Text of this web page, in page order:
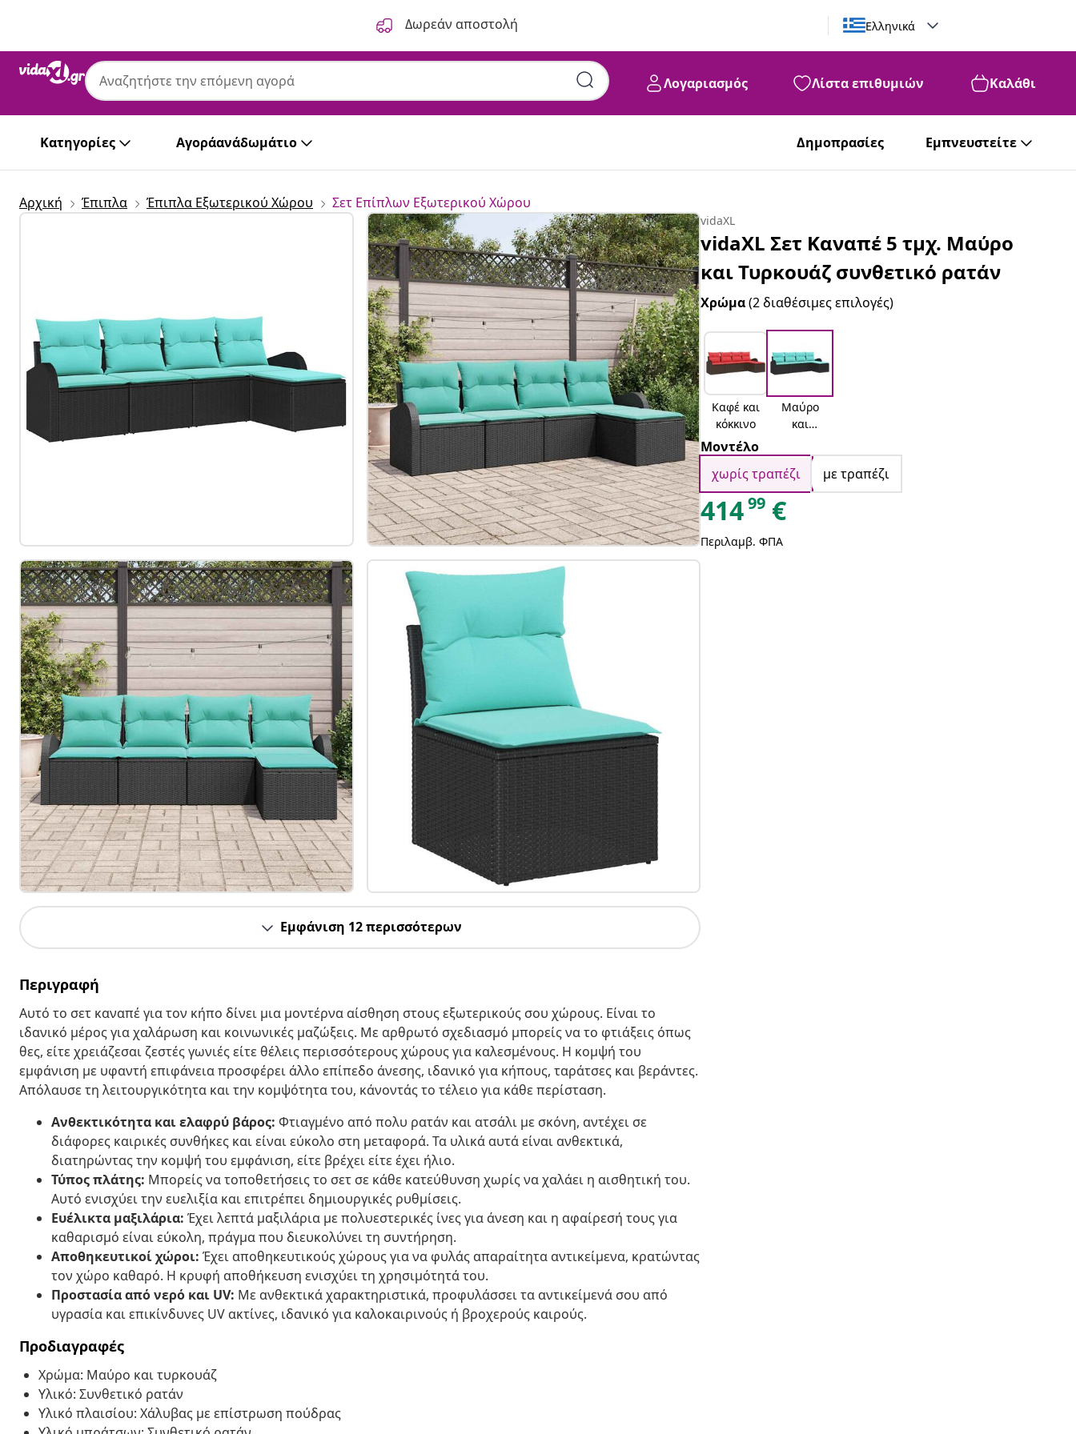
Δωρεάν αποστολή Ελληνικά
Λογαριασμός Λίστα επιθυμιών Καλάθι
Κατηγορίες Αγοράανάδωμάτιο Δημοπρασίες Εμπνευστείτε
Αρχική Έπιπλα Έπιπλα Εξωτερικού Χώρου Σετ Επίπλων Εξωτερικού Χώρου
Εμφάνιση 12 περισσότερων
Περιγραφή
Αυτό το σετ καναπέ για τον κήπο δίνει μια μοντέρνα αίσθηση στους εξωτερικούς σου χώρους. Είναι το
ιδανικό μέρος για χαλάρωση και κοινωνικές μαζώξεις. Με αρθρωτό σχεδιασμό μπορείς να το φτιάξεις όπως
θες, είτε χρειάζεσαι ζεστές γωνιές είτε θέλεις περισσότερους χώρους για καλεσμένους. Η κομψή του
εμφάνιση με υφαντή επιφάνεια προσφέρει άλλο επίπεδο άνεσης, ιδανικό για κήπους, ταράτσες και βεράντες.
Απόλαυσε τη λειτουργικότητα και την κομψότητα του, κάνοντάς το τέλειο για κάθε περίσταση.
Ανθεκτικότητα και ελαφρύ βάρος: Φτιαγμένο από πολυ ρατάν και ατσάλι με σκόνη, αντέχει σε
διάφορες καιρικές συνθήκες και είναι εύκολο στη μεταφορά. Τα υλικά αυτά είναι ανθεκτικά,
διατηρώντας την κομψή του εμφάνιση, είτε βρέχει είτε έχει ήλιο.
Τύπος πλάτης: Μπορείς να τοποθετήσεις το σετ σε κάθε κατεύθυνση χωρίς να χαλάει η αισθητική του.
Αυτό ενισχύει την ευελιξία και επιτρέπει δημιουργικές ρυθμίσεις.
Ευέλικτα μαξιλάρια: Έχει λεπτά μαξιλάρια με πολυεστερικές ίνες για άνεση και η αφαίρεσή τους για
καθαρισμό είναι εύκολη, πράγμα που διευκολύνει τη συντήρηση.
Αποθηκευτικοί χώροι: Έχει αποθηκευτικούς χώρους για να φυλάς απαραίτητα αντικείμενα, κρατώντας
τον χώρο καθαρό. Η κρυφή αποθήκευση ενισχύει τη χρησιμότητά του.
Προστασία από νερό και UV: Με ανθεκτικά χαρακτηριστικά, προφυλάσσει τα αντικείμενά σου από
υγρασία και επικίνδυνες UV ακτίνες, ιδανικό για καλοκαιρινούς ή βροχερούς καιρούς.
Προδιαγραφές
Χρώμα: Μαύρο και τυρκουάζ
Υλικό: Συνθετικό ρατάν
Υλικό πλαισίου: Χάλυβας με επίστρωση πούδρας
vidaXL
vidaXL Σετ Καναπέ 5 τμχ. Μαύρο
και Τυρκουάζ συνθετικό ρατάν
Χρώμα(2 διαθέσιμες επιλογές)
Καφέ και
κόκκινο
Μαύρο
και
Μοντέλο
χωρίς τραπέζι
με τραπέζι
41499 €
Περιλαμβ. ΦΠΑ